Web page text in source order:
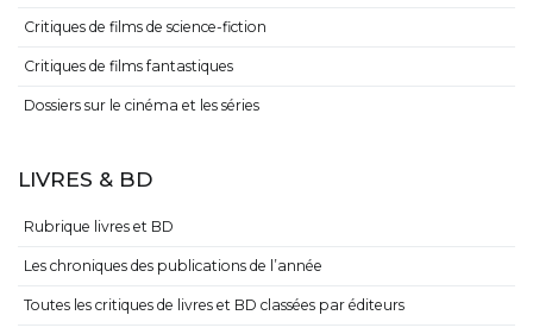
Critiques de films de science-fiction
Critiques de films fantastiques
Dossiers sur le cinéma et les séries
LIVRES & BD
Rubrique livres et BD
Les chroniques des publications de l’année
Toutes les critiques de livres et BD classées par éditeurs